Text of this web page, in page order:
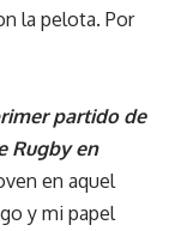
la pelota. Por
partido de
Rugby en
en aquel
y mi papel